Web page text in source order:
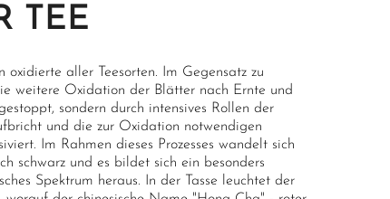
TEE
oxidierte aller Teesorten. Im Gegensatz zu
weitere Oxidation der Blätter nach Ernte und
sondern durch intensives Rollen der
und die zur Oxidation notwendigen
Im Rahmen dieses Prozesses wandelt sich
schwarz und es bildet sich ein besonders
Spektrum heraus. In der Tasse leuchtet der